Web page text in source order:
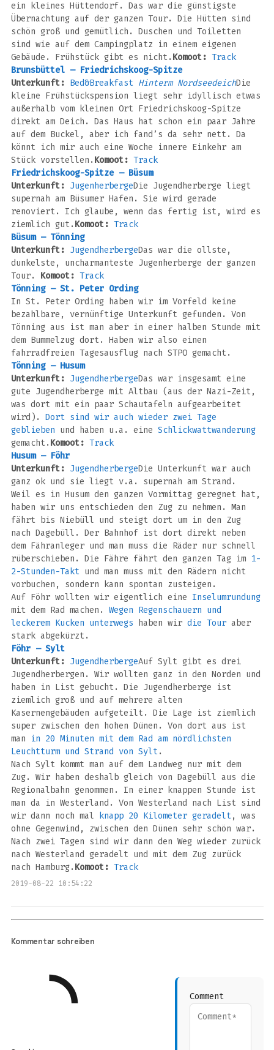
ein kleines Hüttendorf. Das war die günstigste
Übernachtung auf der ganzen Tour. Die Hütten sind
schön groß und gemütlich. Duschen und Toiletten
sind wie auf dem Campingplatz in einem eigenen
Gebäude. Frühstück gibt es nicht. Komoot: Track
Brunsbüttel – Friedrichskoog-Spitze
Unterkunft: Bed&Breakfast Hinterm NordseedeichDie
kleine Frühstückspension liegt sehr idyllisch etwas
außerhalb vom kleinen Ort Friedrichskoog-Spitze
direkt am Deich. Das Haus hat schon ein paar Jahre
auf dem Buckel, aber ich fand’s da sehr nett. Da
könnt ich mir auch eine Woche innere Einkehr am
Stück vorstellen. Komoot: Track
Friedrichskoog-Spitze – Büsum
Unterkunft: JugenherbergeDie Jugendherberge liegt
supernah am Büsumer Hafen. Sie wird gerade
renoviert. Ich glaube, wenn das fertig ist, wird es
ziemlich gut. Komoot: Track
Büsum – Tönning
Unterkunft: JugendherbergeDas war die ollste,
dunkelste, uncharmanteste Jugenherberge der ganzen
Tour. Komoot: Track
Tönning – St. Peter Ording
In St. Peter Ording haben wir im Vorfeld keine
bezahlbare, vernünftige Unterkunft gefunden. Von
Tönning aus ist man aber in einer halben Stunde mit
dem Bummelzug dort. Haben wir also einen
fahrradfreien Tagesausflug nach STPO gemacht.
Tönning – Husum
Unterkunft: JugendherbergeDas war insgesamt eine
gute Jugendherberge mit Altbau (aus der Nazi-Zeit,
was dort mit ein paar Schautafeln aufgearbeitet
wird). Dort sind wir auch wieder zwei Tage
geblieben und haben u.a. eine Schlickwattwanderung
gemacht. Komoot: Track
Husum – Föhr
Unterkunft: JugendherbergeDie Unterkunft war auch
ganz ok und sie liegt v.a. supernah am Strand.
Weil es in Husum den ganzen Vormittag geregnet hat,
haben wir uns entschieden den Zug zu nehmen. Man
fährt bis Niebüll und steigt dort um in den Zug
nach Dagebüll. Der Bahnhof ist dort direkt neben
dem Fähranleger und man muss die Räder nur schnell
rüberschieben. Die Fähre fährt den ganzen Tag im 1-
2-Stunden-Taktund man muss mit den Rädern nicht
vorbuchen, sondern kann spontan zusteigen.
Auf Föhr wollten wir eigentlich eine Inselumrundung
mit dem Rad machen. Wegen Regenschauern und
leckerem Kucken unterwegs haben wir die Touraber
stark abgekürzt.
Föhr – Sylt
Unterkunft: JugendherbergeAuf Sylt gibt es drei
Jugendherbergen. Wir wollten ganz in den Norden und
haben in List gebucht. Die Jugendherberge ist
ziemlich groß und auf mehrere alten
Kasernengebäuden aufgeteilt. Die Lage ist ziemlich
super zwischen den hohen Dünen. Von dort aus ist
man
in 20 Minuten mit dem Rad am nördlichsten
Leuchtturm und Strand von Sylt.
Nach Sylt kommt man auf dem Landweg nur mit dem
Zug. Wir haben deshalb gleich von Dagebüll aus die
Regionalbahn genommen. In einer knappen Stunde ist
man da in Westerland. Von Westerland nach List sind
wir dann noch mal
knapp 20 Kilometer geradelt, was
ohne Gegenwind, zwischen den Dünen sehr schön war.
Nach zwei Tagen sind wir dann den Weg wieder zurück
nach Westerland geradelt und mit dem Zug zurück
nach Hamburg. Komoot: Track
2019-08-22 10:54:22
Kommentar schreiben
Comment